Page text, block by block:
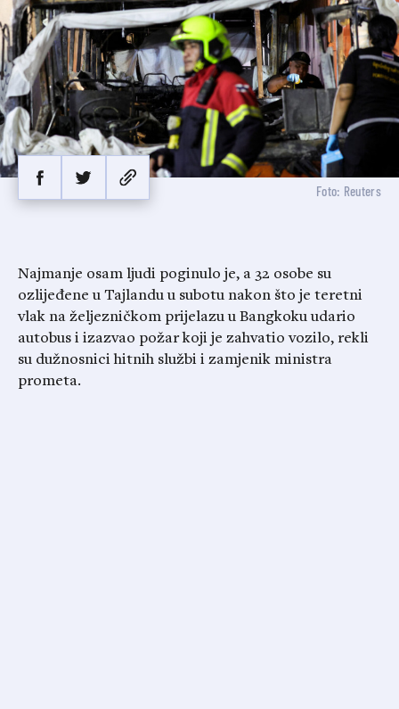
Foto: Reuters
Najmanje osam ljudi poginulo je, a 32 osobe su
ozlijeđene u Tajlandu u subotu nakon što je teretni
vlak na željezničkom prijelazu u Bangkoku udario
autobus i izazvao požar koji je zahvatio vozilo, rekli
su dužnosnici hitnih službi i zamjenik ministra
prometa.